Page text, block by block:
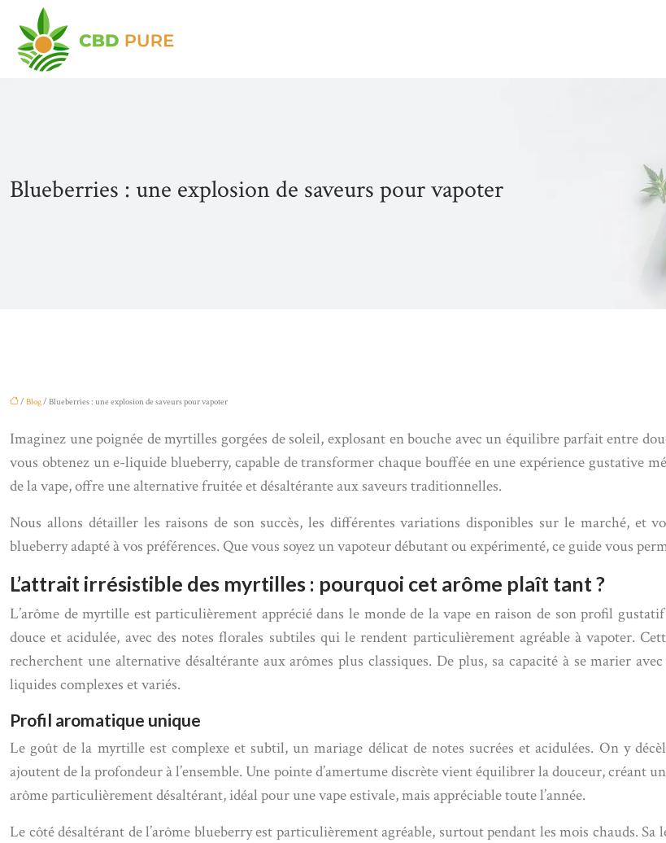
Blueberries : une explosion de saveurs pour vapoter
/ Blog/ Blueberries : une explosion de saveurs pour vapoter
Imaginez une poignée de myrtilles gorgées de soleil, explosant en bouche avec un équilibre parfait entre
vous obtenez un e-liquide blueberry, capable de transformer chaque bouffée en une expérience gustative
de la vape, offre une alternative fruitée et désaltérante aux saveurs traditionnelles.
Nous allons détailler les raisons de son succès, les différentes variations disponibles sur le marché,
blueberry adapté à vos préférences. Que vous soyez un vapoteur débutant ou expérimenté, ce guide vous
L’attrait irrésistible des myrtilles : pourquoi cet arôme plaît tant ?
L’arôme de myrtille est particulièrement apprécié dans le monde de la vape en raison de son profil
douce et acidulée, avec des notes florales subtiles qui le rendent particulièrement agréable à vapoter.
recherchent une alternative désaltérante aux arômes plus classiques. De plus, sa capacité à se marier
liquides complexes et variés.
Profil aromatique unique
Le goût de la myrtille est complexe et subtil, un mariage délicat de notes sucrées et acidulées. On y
ajoutent de la profondeur à l’ensemble. Une pointe d’amertume discrète vient équilibrer la douceur,
arôme particulièrement désaltérant, idéal pour une vape estivale, mais appréciable toute l’année.
Le côté désaltérant de l’arôme blueberry est particulièrement agréable, surtout pendant les mois chauds.